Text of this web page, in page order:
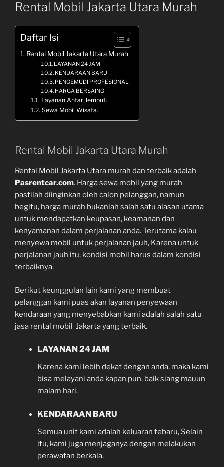
Rental Mobil Jakarta Utara Murah
Daftar Isi
Rental Mobil Jakarta Utara Murah
LAYANAN 24 JAM
KENDARAAN BARU
PENGEMUDI PROFESIONAL
HARGA BERSAING
Layanan Antar Jemput.
Sewa Mobil Wisata.
Rental Mobil Jakarta Utara Murah
Rental Mobil Jakarta Utara murah dan terbaik adalah
Pasrentcar.com. Harga sewa mobil yang murah
pastilah diinginkan oleh calon pelanggan, namun
begitu, harga murah bukanlah salah satu alasan utama
untuk mendapatkan keupasan, keamanan dan
kenyamanan dalam perjalanan anda. Terutama kalau
menyewa mobil untuk perjalanan jauh, Karena untuk
perjalanan jauh itu, kondisi mobil harus dalam kondisi
terbaiknya.
Berikut keunggulan lain kami yang membuat
pelanggan kami puas akan layanan penyewaan
kendaraan yang menyebabkan kami adalah salah satu
jasa rental mobil Jakarta yang terbaik.
LAYANAN 24 JAM
Karena kami lebih dekat dengan anda, maka kami
bisa melayani anda kapan pun. baik siang mauun
malam hari.
KENDARAAN BARU
Semua unit kami adalah keluaran tebaru, Selain
itu, kami juga menjaganya dengan melakukan
perawatan berkala.